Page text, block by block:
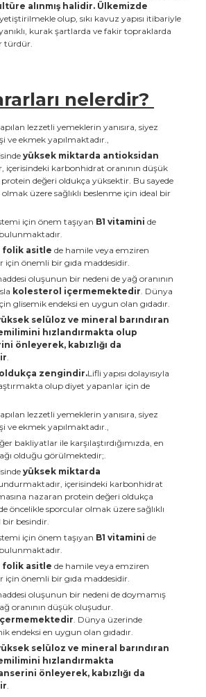
alınmış halidir. Ülkemizde
olup, sıkı kavuz yapısı itibariyle
kurak şartlarda ve fakir topraklarda
türdür.
nelerdir?
lezzetli yemeklerin yanısıra, siyez
ve ekmek yapılmaktadır.,
yüksek miktarda antioksidan
içerisindeki karbonhidrat oranının düşük
değeri oldukça yüksektir. Bu sayede
üzere sağlıklı beslenme için ideal bir
için önem taşıyan B1 vitamini de
folik asitle de hamile veya emziren
için önemli bir gıda maddesidir.
oluşunun bir nedeni de yağ oranının
kolesterol içermemektedir. Dünya
glisemik endeksi en uygun olan gıdadır.
selüloz ve mineral barındıran
hızlandırmakta olup
önleyerek, kabızlığı da
.
oldukça zengindir.Lifli yapısı dolayısıyla
olup diyet yapanlar için de
lezzetli yemeklerin yanısıra, siyez
ve ekmek yapılmaktadır.,
bakliyatlar ile karşılaştırdığımızda, en
olduğu görülmektedir;.
yüksek miktarda
içerisindeki karbonhidrat
nazaran protein değeri oldukça
öncelikle sporcular olmak üzere sağlıklı
bir besindir.
için önem taşıyan B1 vitamini de
folik asitle de hamile veya emziren
için önemli bir gıda maddesidir.
oluşunun bir nedeni de doymamış
oranının düşük oluşudur.
. Dünya üzerinde
endeksi en uygun olan gıdadır.
selüloz ve mineral barındıran
hızlandırmakta
önleyerek, kabızlığı da
.